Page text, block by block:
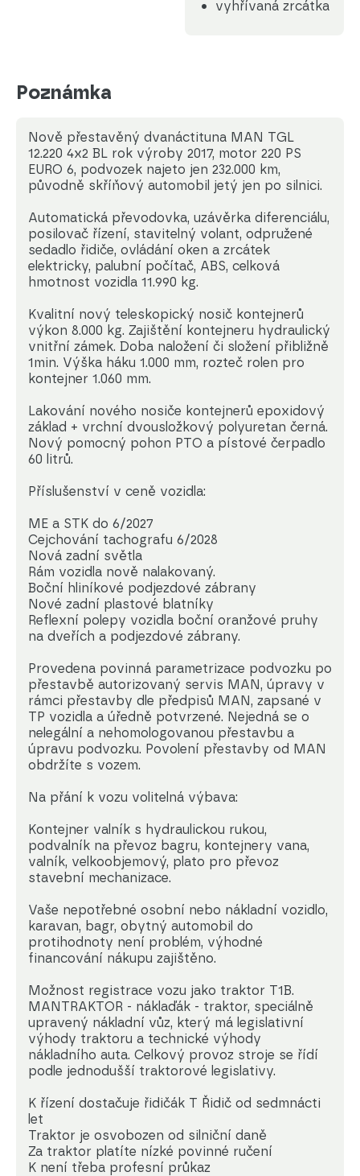
vyhřívaná zrcátka
Poznámka
Nově přestavěný dvanáctituna MAN TGL
12.220 4x2 BL rok výroby 2017, motor 220 PS
EURO 6, podvozek najeto jen 232.000 km,
původně skříňový automobil jetý jen po silnici.
Automatická převodovka, uzávěrka diferenciálu,
posilovač řízení, stavitelný volant, odpružené
sedadlo řidiče, ovládání oken a zrcátek
elektricky, palubní počítač, ABS, celková
hmotnost vozidla 11.990 kg.
Kvalitní nový teleskopický nosič kontejnerů
výkon 8.000 kg. Zajištění kontejneru hydraulický
vnitřní zámek. Doba naložení či složení přibližně
1min. Výška háku 1.000 mm, rozteč rolen pro
kontejner 1.060 mm.
Lakování nového nosiče kontejnerů epoxidový
základ + vrchní dvousložkový polyuretan černá.
Nový pomocný pohon PTO a pístové čerpadlo
60 litrů.
Příslušenství v ceně vozidla:
ME a STK do 6/2027
Cejchování tachografu 6/2028
Nová zadní světla
Rám vozidla nově nalakovaný.
Boční hliníkové podjezdové zábrany
Nové zadní plastové blatníky
Reflexní polepy vozidla boční oranžové pruhy
na dveřích a podjezdové zábrany.
Provedena povinná parametrizace podvozku po
přestavbě autorizovaný servis MAN, úpravy v
rámci přestavby dle předpisů MAN, zapsané v
TP vozidla a úředně potvrzené. Nejedná se o
nelegální a nehomologovanou přestavbu a
úpravu podvozku. Povolení přestavby od MAN
obdržíte s vozem.
Na přání k vozu volitelná výbava:
Kontejner valník s hydraulickou rukou,
podvalník na převoz bagru, kontejnery vana,
valník, velkoobjemový, plato pro převoz
stavební mechanizace.
Vaše nepotřebné osobní nebo nákladní vozidlo,
karavan, bagr, obytný automobil do
protihodnoty není problém, výhodné
financování nákupu zajištěno.
Možnost registrace vozu jako traktor T1B.
MANTRAKTOR - náklaďák - traktor, speciálně
upravený nákladní vůz, který má legislativní
výhody traktoru a technické výhody
nákladního auta. Celkový provoz stroje se řídí
podle jednodušší traktorové legislativy.
K řízení dostačuje řidičák T Řidič od sedmnácti
let
Traktor je osvobozen od silniční daně
Za traktor platíte nízké povinné ručení
K není třeba profesní průkaz